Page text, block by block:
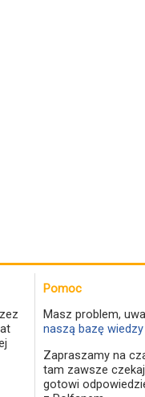
Pomoc
Masz problem,
naszą bazę
Zapraszamy na
tam zawsze
gotowi